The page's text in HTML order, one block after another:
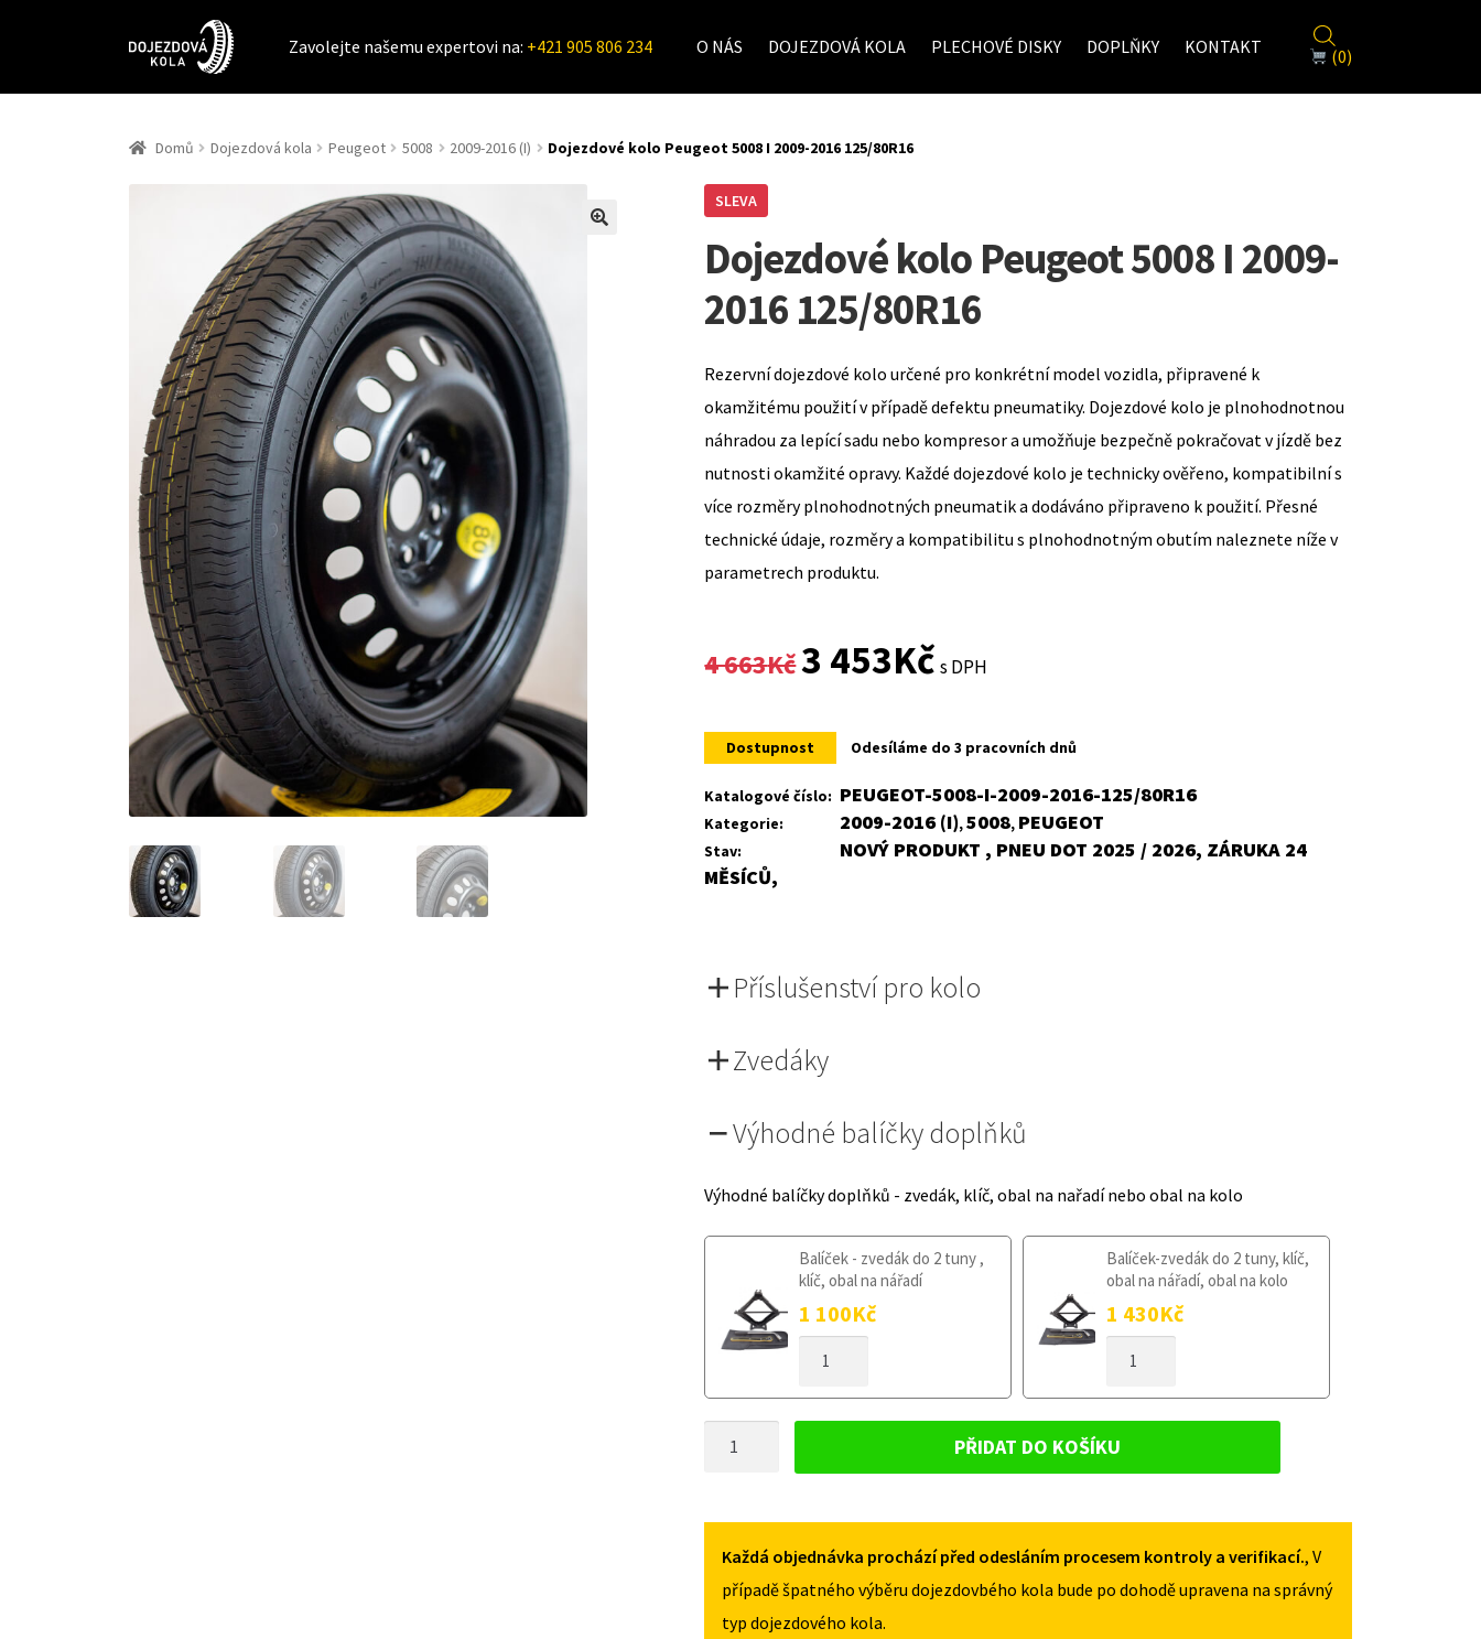
Zavolejte našemu expertovi na: +421 905 806 234 O NÁS DOJEZDOVÁ KOLA PLECHOVÉ DISKY DOPLŇKY KONTAKT (0)
Domů Dojezdová kola Peugeot 5008 2009-2016 (I) Dojezdové kolo Peugeot 5008 I 2009-2016 125/80R16
SLEVA
Dojezdové kolo Peugeot 5008 I 2009-
2016 125/80R16
Rezervní dojezdové kolo určené pro konkrétní model vozidla, připravené k
okamžitému použití v případě defektu pneumatiky. Dojezdové kolo je plnohodnotnou
náhradou za lepící sadu nebo kompresor a umožňuje bezpečně pokračovat v jízdě bez
nutnosti okamžité opravy. Každé dojezdové kolo je technicky ověřeno, kompatibilní s
více rozměry plnohodnotných pneumatik a dodáváno připraveno k použití. Přesné
technické údaje, rozměry a kompatibilitu s plnohodnotným obutím naleznete níže v
parametrech produktu.
4 663Kč
Original
was:
4
663Kč.
3 453KčCurrent
is:
3
453Kč.
s DPH
Dostupnost Odesíláme do 3 pracovních dnů
Katalogové číslo: PEUGEOT-5008-I-2009-2016-125/80R16
Kategorie: 2009-2016 (I),5008, PEUGEOT
Stav:
NOVÝ PRODUKT , PNEU DOT 2025 / 2026, ZÁRUKA 24
MĚSÍCŮ,
Příslušenství pro kolo
Zvedáky
Výhodné balíčky doplňků
Výhodné balíčky doplňků - zvedák, klíč, obal na nařadí nebo obal na kolo
Balíček - zvedák do 2 tuny ,
klíč, obal na nářadí
1 100Kč
KOLO
2016
MNOŽSTVÍ
Balíček-zvedák do 2 tuny, klíč,
obal na nářadí, obal na kolo
1 430Kč
KOLO
I
2009-
2016
MNOŽSTVÍ
2016
125/80R16
PŘIDAT DO KOŠÍKU
Každá objednávka prochází před odesláním procesem kontroly a verifikací., V
případě špatného výběru dojezdovbého kola bude po dohodě upravena na správný
typ dojezdového kola.